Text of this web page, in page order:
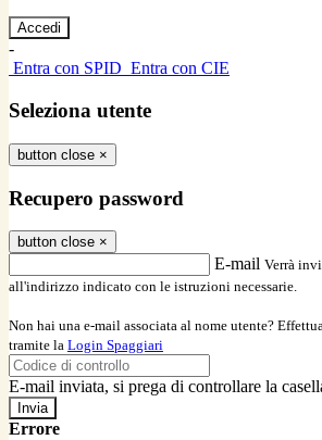
-
Entra con SPID Entra con CIE
Seleziona utente
button close ×
Recupero password
button close ×
E-mail Verrà
all'indirizzo indicato con le istruzioni necessarie.
Non hai una e-mail associata al nome utente?
tramite la Login Spaggiari
E-mail inviata, si prega di controllare la
Errore